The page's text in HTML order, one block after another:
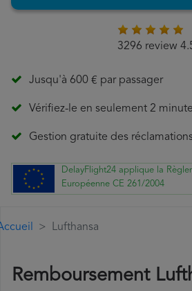
3296 review
Jusqu'à 600 € par passager
Vérifiez-le en seulement 2
Gestion gratuite des
DelayFlight24 applique la
Européenne CE 261/2004
Lufthansa
Remboursement